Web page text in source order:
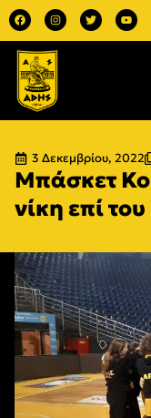
3 Δεκεμβρίου, 2022
Μπάσκετ
νίκη επί